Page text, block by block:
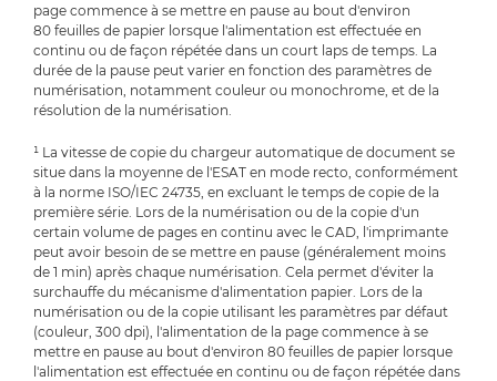
page commence à se mettre en pause au bout d'environ
80 feuilles de papier lorsque l'alimentation est effectuée en
continu ou de façon répétée dans un court laps de temps. La
durée de la pause peut varier en fonction des paramètres de
numérisation, notamment couleur ou monochrome, et de la
résolution de la numérisation.
¹ La vitesse de copie du chargeur automatique de document se
situe dans la moyenne de l'ESAT en mode recto, conformément
à la norme ISO/IEC 24735, en excluant le temps de copie de la
première série. Lors de la numérisation ou de la copie d'un
certain volume de pages en continu avec le CAD, l'imprimante
peut avoir besoin de se mettre en pause (généralement moins
de 1 min) après chaque numérisation. Cela permet d'éviter la
surchauffe du mécanisme d'alimentation papier. Lors de la
numérisation ou de la copie utilisant les paramètres par défaut
(couleur, 300 dpi), l'alimentation de la page commence à se
mettre en pause au bout d'environ 80 feuilles de papier lorsque
l'alimentation est effectuée en continu ou de façon répétée dans